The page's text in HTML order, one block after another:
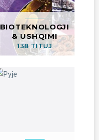
BIOTEKNOLOGJI
& USHQIMI
138 TITUJ